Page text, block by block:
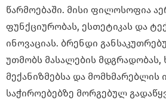
წარმოებაში. მისი ფილოსოფია
ფუნქციურობას, ესთეტიკას და
ინოვაციას. ბრენდი
უთმობს მასალების მდგრადობას,
მექანიზმებსა და
საჭიროებებზე მორგებულ